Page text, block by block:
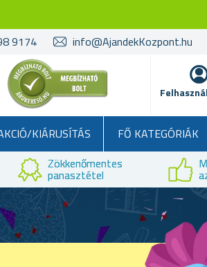
9174 info@AjandekKozpont.hu
KIÁRUSÍTÁS FŐ KATEGÓRIÁK
Zökkenőmentes
panasztétel